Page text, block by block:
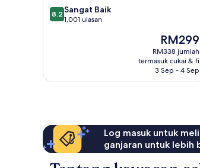
8.2
daripada
8.2 Sangat Baik
1,001 ulasan
Harga
ialah
RM299
RM299
RM338 jumlah
termasuk cukai & fi
3 Sep - 4 Sep
Log masuk untuk
ganjaran untuk lebih